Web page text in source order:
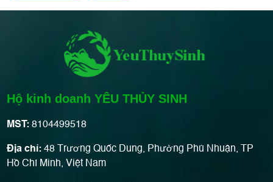
Hộ kinh doanh YÊU THỦY SINH
MST: 8104499518
Địa chỉ: 48 Trương Quốc Dung, Phường Phú Nhuận, TP
Hồ Chí Minh, Việt Nam